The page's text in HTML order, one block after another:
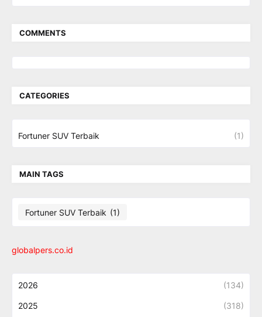
COMMENTS
CATEGORIES
Fortuner SUV Terbaik (1)
MAIN TAGS
Fortuner SUV Terbaik (1)
globalpers.co.id
2026 (134)
2025 (318)